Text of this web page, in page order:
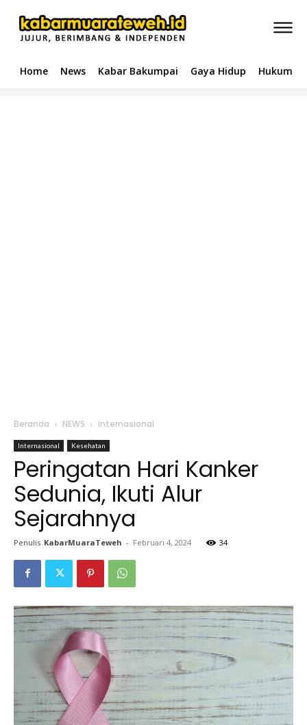
Home News Kabar Bakumpai Gaya Hidup Hukum &
Beranda NEWS Internasional
Internasional Kesehatan
Peringatan Hari Kanker
Sedunia, Ikuti Alur
Sejarahnya
Penulis KabarMuaraTeweh - Februari 4, 2024 34